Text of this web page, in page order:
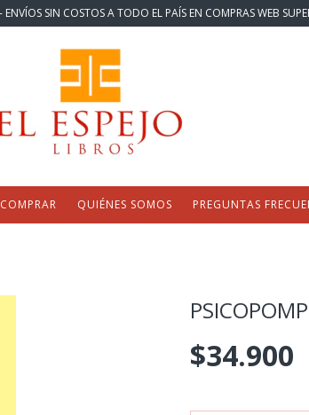
SIN COSTOS A TODO EL PAÍS EN COMPRAS WEB
QUIÉNES SOMOS PREGUNTAS
$34.900